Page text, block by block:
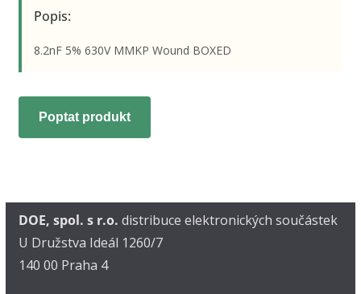
Popis:
8.2nF 5% 630V MMKP Wound BOXED
Poptat produkt
DOE, spol. s r.o. distribuce elektronických součástek
U Družstva Ideál 1260/7
140 00 Praha 4